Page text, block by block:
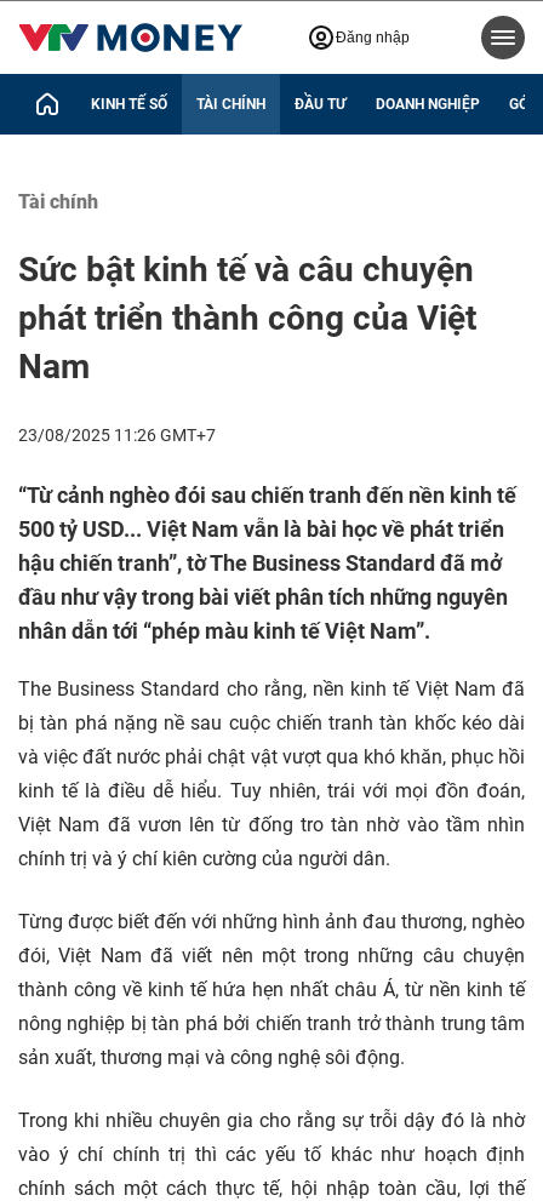
Đăng nhập
KINH TẾ SỐ TÀI CHÍNH ĐẦU TƯ DOANH NGHIỆP GÓC
Tài chính
Sức bật kinh tế và câu chuyện
phát triển thành công của Việt
Nam
23/08/2025 11:26 GMT+7
“Từ cảnh nghèo đói sau chiến tranh đến nền kinh tế
500 tỷ USD... Việt Nam vẫn là bài học về phát triển
hậu chiến tranh”, tờ The Business Standard đã mở
đầu như vậy trong bài viết phân tích những nguyên
nhân dẫn tới “phép màu kinh tế Việt Nam”.
The Business Standard cho rằng, nền kinh tế Việt Nam đã
bị tàn phá nặng nề sau cuộc chiến tranh tàn khốc kéo dài
và việc đất nước phải chật vật vượt qua khó khăn, phục hồi
kinh tế là điều dễ hiểu. Tuy nhiên, trái với mọi đồn đoán,
Việt Nam đã vươn lên từ đống tro tàn nhờ vào tầm nhìn
chính trị và ý chí kiên cường của người dân.
Từng được biết đến với những hình ảnh đau thương, nghèo
đói, Việt Nam đã viết nên một trong những câu chuyện
thành công về kinh tế hứa hẹn nhất châu Á, từ nền kinh tế
nông nghiệp bị tàn phá bởi chiến tranh trở thành trung tâm
sản xuất, thương mại và công nghệ sôi động.
Trong khi nhiều chuyên gia cho rằng sự trỗi dậy đó là nhờ
vào ý chí chính trị thì các yếu tố khác như hoạch định
chính sách một cách thực tế, hội nhập toàn cầu, lợi thế